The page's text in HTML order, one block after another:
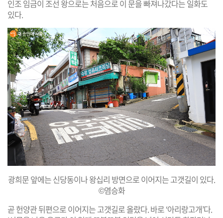
인조 임금이 조선 왕으로는 처음으로 이 문을 빠져나갔다는 일화도
있다.
광희문 앞에는 신당동이나 왕십리 방면으로 이어지는 고갯길이 있다.
©염승화
곧 헌양관 뒤편으로 이어지는 고갯길로 올랐다. 바로 ‘아리랑고개’다.